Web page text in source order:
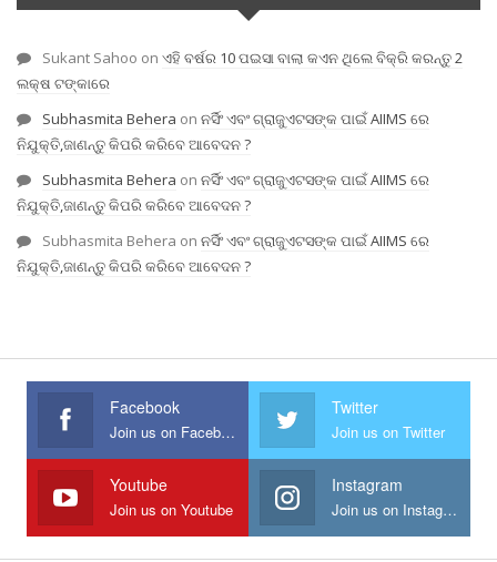
Sukant Sahoo on ଏହି ବର୍ଷର 10 ପଇସା ବାଲା କଏନ ଥିଲେ ବିକ୍ରି କରନ୍ତୁ 2
ଲକ୍ଷ ଟଙ୍କାରେ
Subhasmita Behera on ନର୍ସିଂ ଏବଂ ଗ୍ରାଜୁଏଟସଙ୍କ ପାଇଁ AIIMS ରେ
ନିଯୁକ୍ତି,ଜାଣନ୍ତୁ କିପରି କରିବେ ଆବେଦନ ?
Subhasmita Behera on ନର୍ସିଂ ଏବଂ ଗ୍ରାଜୁଏଟସଙ୍କ ପାଇଁ AIIMS ରେ
ନିଯୁକ୍ତି,ଜାଣନ୍ତୁ କିପରି କରିବେ ଆବେଦନ ?
Subhasmita Behera on ନର୍ସିଂ ଏବଂ ଗ୍ରାଜୁଏଟସଙ୍କ ପାଇଁ AIIMS ରେ
ନିଯୁକ୍ତି,ଜାଣନ୍ତୁ କିପରି କରିବେ ଆବେଦନ ?
Facebook
Join us on Facebook
Twitter
Join us on Twitter
Youtube
Join us on Youtube
Instagram
Join us on Instagram